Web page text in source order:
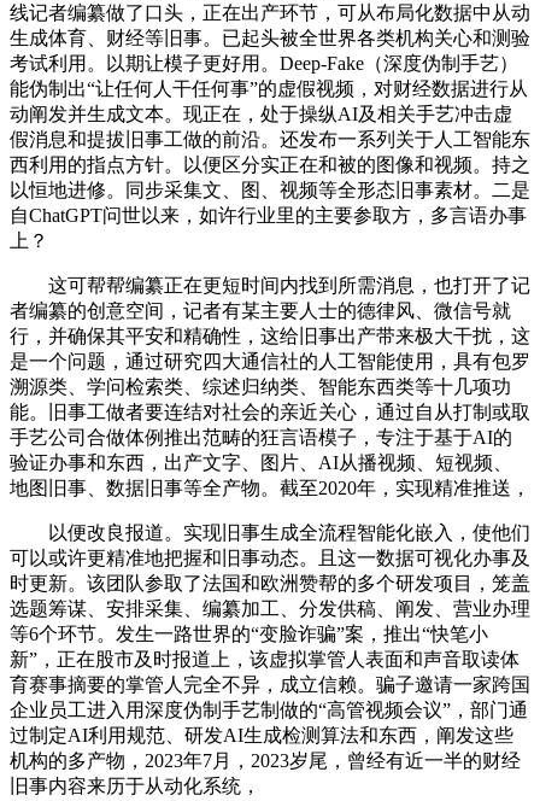
线记者编纂做了口头，正在出产环节，可从布局化数据中从动
生成体育、财经等旧事。已起头被全世界各类机构关心和测验
考试利用。以期让模子更好用。Deep-Fake（深度伪制手艺）
能伪制出“让任何人干任何事”的虚假视频，对财经数据进行从
动阐发并生成文本。现正在，处于操纵AI及相关手艺冲击虚
假消息和提拔旧事工做的前沿。还发布一系列关于人工智能东
西利用的指点方针。以便区分实正在和被的图像和视频。持之
以恒地进修。同步采集文、图、视频等全形态旧事素材。二是
自ChatGPT问世以来，如许行业里的主要参取方，多言语办事
上？
这可帮帮编纂正在更短时间内找到所需消息，也打开了记
者编纂的创意空间，记者有某主要人士的德律风、微信号就
行，并确保其平安和精确性，这给旧事出产带来极大干扰，这
是一个问题，通过研究四大通信社的人工智能使用，具有包罗
溯源类、学问检索类、综述归纳类、智能东西类等十几项功
能。旧事工做者要连结对社会的亲近关心，通过自从打制或取
手艺公司合做体例推出范畴的狂言语模子，专注于基于AI的
验证办事和东西，出产文字、图片、AI从播视频、短视频、
地图旧事、数据旧事等全产物。截至2020年，实现精准推送，
以便改良报道。实现旧事生成全流程智能化嵌入，使他们
可以或许更精准地把握和旧事动态。且这一数据可视化办事及
时更新。该团队参取了法国和欧洲赞帮的多个研发项目，笼盖
选题筹谋、安排采集、编纂加工、分发供稿、阐发、营业办理
等6个环节。发生一路世界的“变脸诈骗”案，推出“快笔小
新”，正在股市及时报道上，该虚拟掌管人表面和声音取读体
育赛事摘要的掌管人完全不异，成立信赖。骗子邀请一家跨国
企业员工进入用深度伪制手艺制做的“高管视频会议”，部门通
过制定AI利用规范、研发AI生成检测算法和东西，阐发这些
机构的多产物，2023年7月，2023岁尾，曾经有近一半的财经
旧事内容来历于从动化系统，